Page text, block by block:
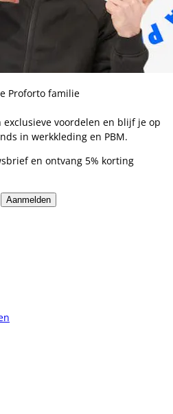
Proforto familie
voordelen en blijf je op
in werkkleding en PBM.
en ontvang 5% korting